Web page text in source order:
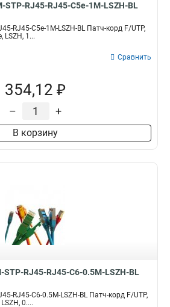
STP-RJ45-RJ45-C5e-1M-LSZH-BL
RJ45-C5e-1M-LSZH-BL Патч-корд F/UTP,
LSZH, 1...
Сравнить
354,12 ₽
– +
В корзину
STP-RJ45-RJ45-C6-0.5M-LSZH-BL
RJ45-C6-0.5M-LSZH-BL Патч-корд F/UTP,
0....